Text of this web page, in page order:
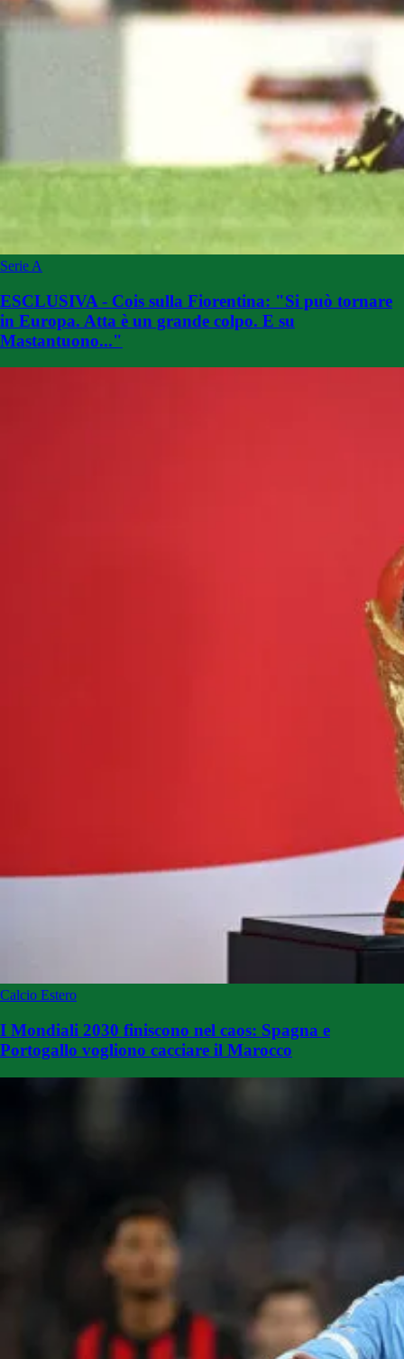
Serie A
ESCLUSIVA - Cois sulla Fiorentina: "Si può tornare
in Europa. Atta è un grande colpo. E su
Mastantuono..."
Calcio Estero
I Mondiali 2030 finiscono nel caos: Spagna e
Portogallo vogliono cacciare il Marocco